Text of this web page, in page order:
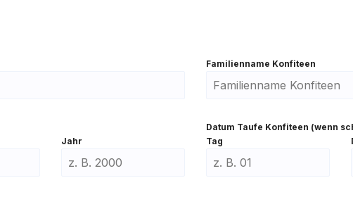
Fami­li­en­na­me Kon­fi­teen
Jahr
Datum Tau­fe Kon­fi­teen (wenn
Tag